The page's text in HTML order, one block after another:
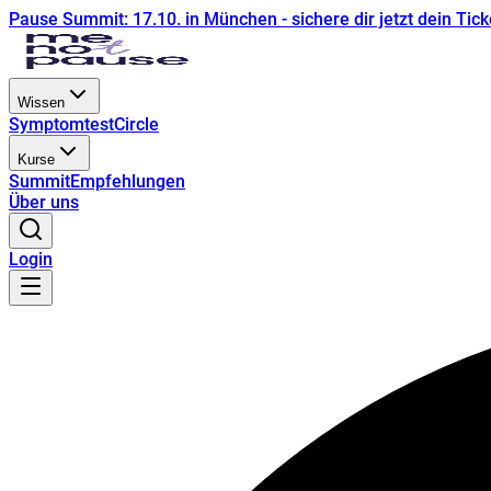
Pause Summit: 17.10. in München - sichere dir jetzt dein
Wissen
SymptomtestCircle
Kurse
SummitEmpfehlungen
Über uns
Login